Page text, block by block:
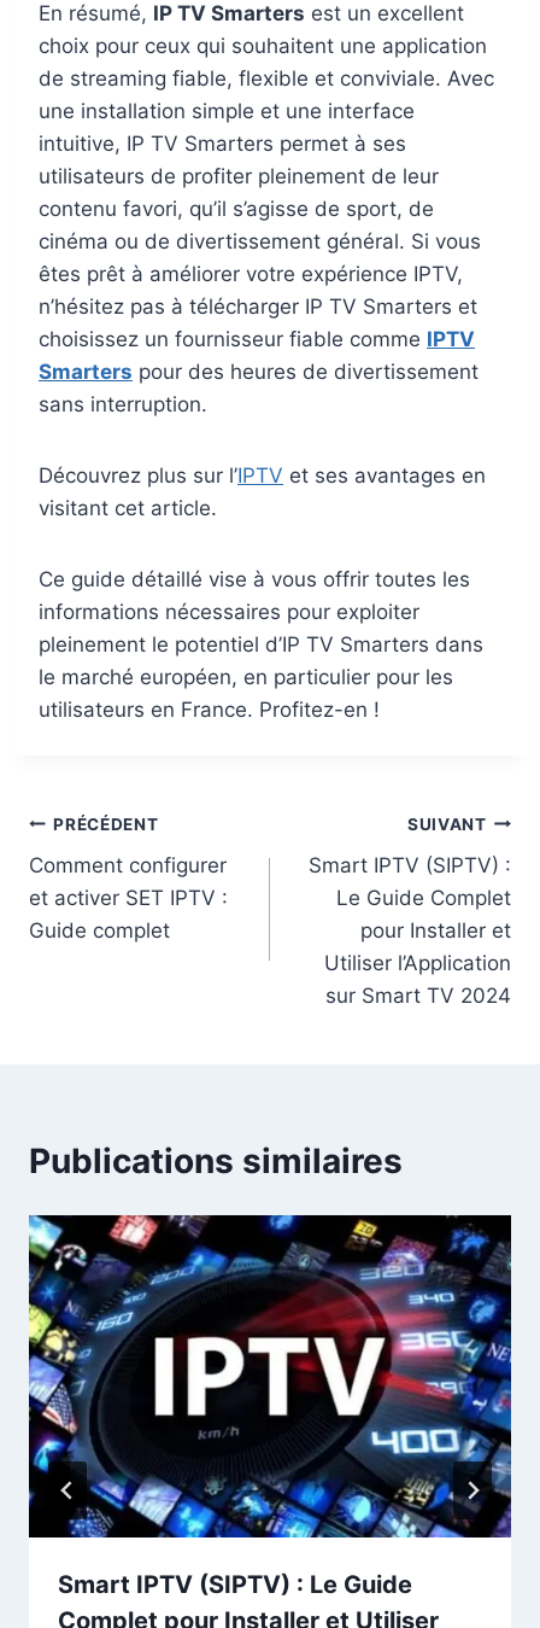
En résumé, IP TV Smarters est un excellent
choix pour ceux qui souhaitent une application
de streaming fiable, flexible et conviviale. Avec
une installation simple et une interface
intuitive, IP TV Smarters permet à ses
utilisateurs de profiter pleinement de leur
contenu favori, qu’il s’agisse de sport, de
cinéma ou de divertissement général. Si vous
êtes prêt à améliorer votre expérience IPTV,
n’hésitez pas à télécharger IP TV Smarters et
choisissez un fournisseur fiable comme IPTV
Smarters pour des heures de divertissement
sans interruption.
Découvrez plus sur l’IPTV et ses avantages en
visitant cet article.
Ce guide détaillé vise à vous offrir toutes les
informations nécessaires pour exploiter
pleinement le potentiel d’IP TV Smarters dans
le marché européen, en particulier pour les
utilisateurs en France. Profitez-en !
PRÉCÉDENT
Comment configurer
et activer SET IPTV :
Guide complet
SUIVANT
Smart IPTV (SIPTV) :
Le Guide Complet
pour Installer et
Utiliser l’Application
sur Smart TV 2024
Publications similaires
Smart IPTV (SIPTV) : Le Guide
Complet pour Installer et Utiliser